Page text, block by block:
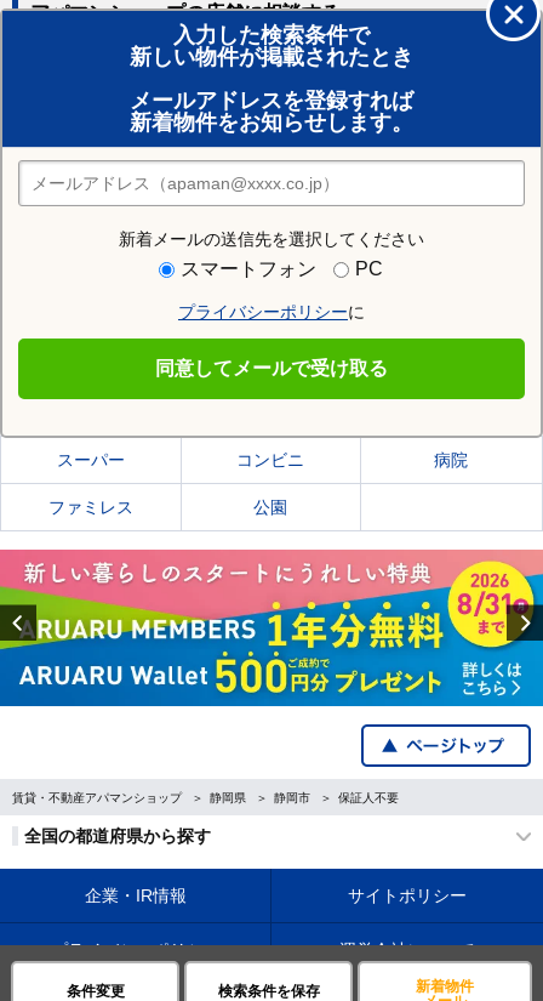
条件変更 検索条件を保存
新着物件
入力した検索条件で
新しい物件が掲載されたとき
メールアドレスを登録すれば
新着物件をお知らせします。
新着メールの送信先を選択してください
スマートフォン PC
プライバシーポリシーに
同意してメールで受け取る
アパマンショップの店舗に相談する
賃貸のプロがお部屋探し！
おまかせ物件リクエスト
住みたい街の店舗を探す
店舗検索
住む街研究所で静岡市清水区の情報を見る
静岡市清水区の施設一覧
スーパー コンビニ 病院
ファミレス 公園
Previous
賃貸・不動産アパマンショップ 静岡県 静岡市 保証人不要
全国の都道府県から探す
企業・IR情報 サイトポリシー
プライバシーポリシー 運営会社について